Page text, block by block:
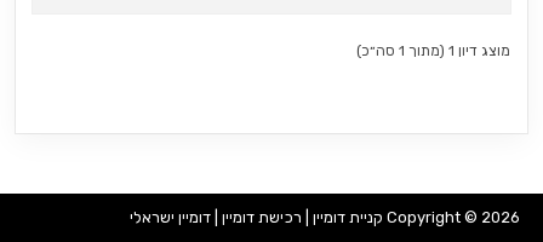
מוצג דיון 1 (מתוך 1 סה״כ)
Copyright © 2026 קניית דומיין | רכישת דומיין | דומיין ישראלי